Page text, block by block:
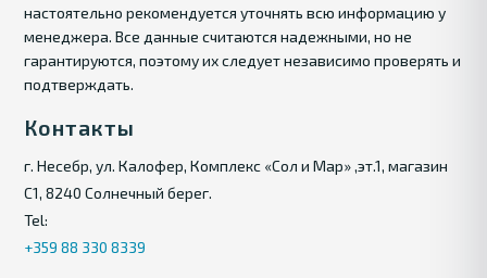
настоятельно рекомендуется уточнять всю информацию у
менеджера. Все данные считаются надежными, но не
гарантируются, поэтому их следует независимо проверять и
подтверждать.
Контакты
г. Несебр, ул. Калофер, Комплекс «Сол и Мар» ,эт.1, магазин
С1, 8240 Солнечный берег.
Tel:
+359 88 330 8339